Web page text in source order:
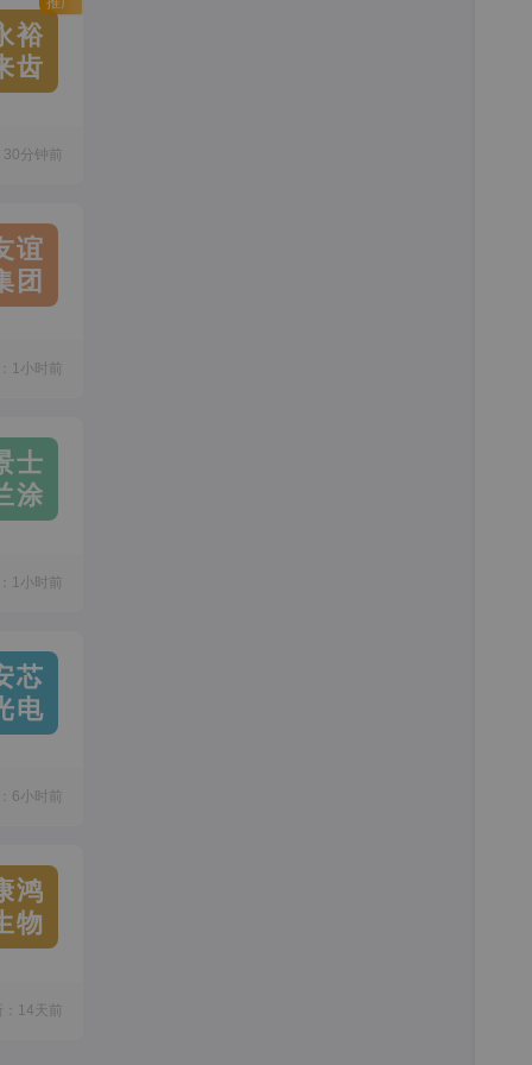
裕
齿
分钟前
谊
团
1小时前
士
涂
1小时前
芯
电
6小时前
鸿
物
14天前